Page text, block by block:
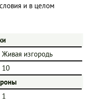
и в целом
Живая изгородь
10
1